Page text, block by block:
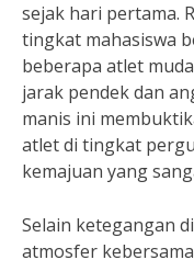
sejak hari pertama.
tingkat mahasiswa
beberapa atlet
jarak pendek dan
manis ini
atlet di tingkat
kemajuan yang
Selain ketegangan
atmosfer